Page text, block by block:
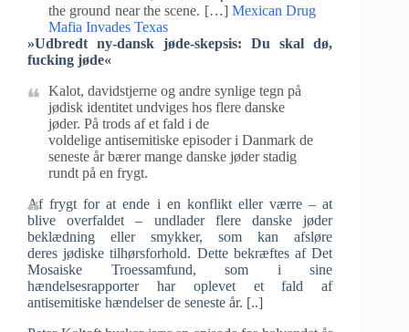
the ground near the scene. […] Mexican Drug
Mafia Invades Texas
»Udbredt ny-dansk jøde-skepsis: Du skal dø,
fucking jøde«
Kalot, davidstjerne og andre synlige tegn på
jødisk identitet undviges hos flere danske
jøder. På trods af et fald i de
voldelige antisemitiske episoder i Danmark de
seneste år bærer mange danske jøder stadig
rundt på en frygt.
Af frygt for at ende i en konflikt eller værre – at
blive overfaldet – undlader flere danske jøder
beklædning eller smykker, som kan afsløre
deres jødiske tilhørsforhold. Dette bekræftes af Det
Mosaiske Troessamfund, som i sine
hændelsesrapporter har oplevet et fald af
antisemitiske hændelser de seneste år. [..]